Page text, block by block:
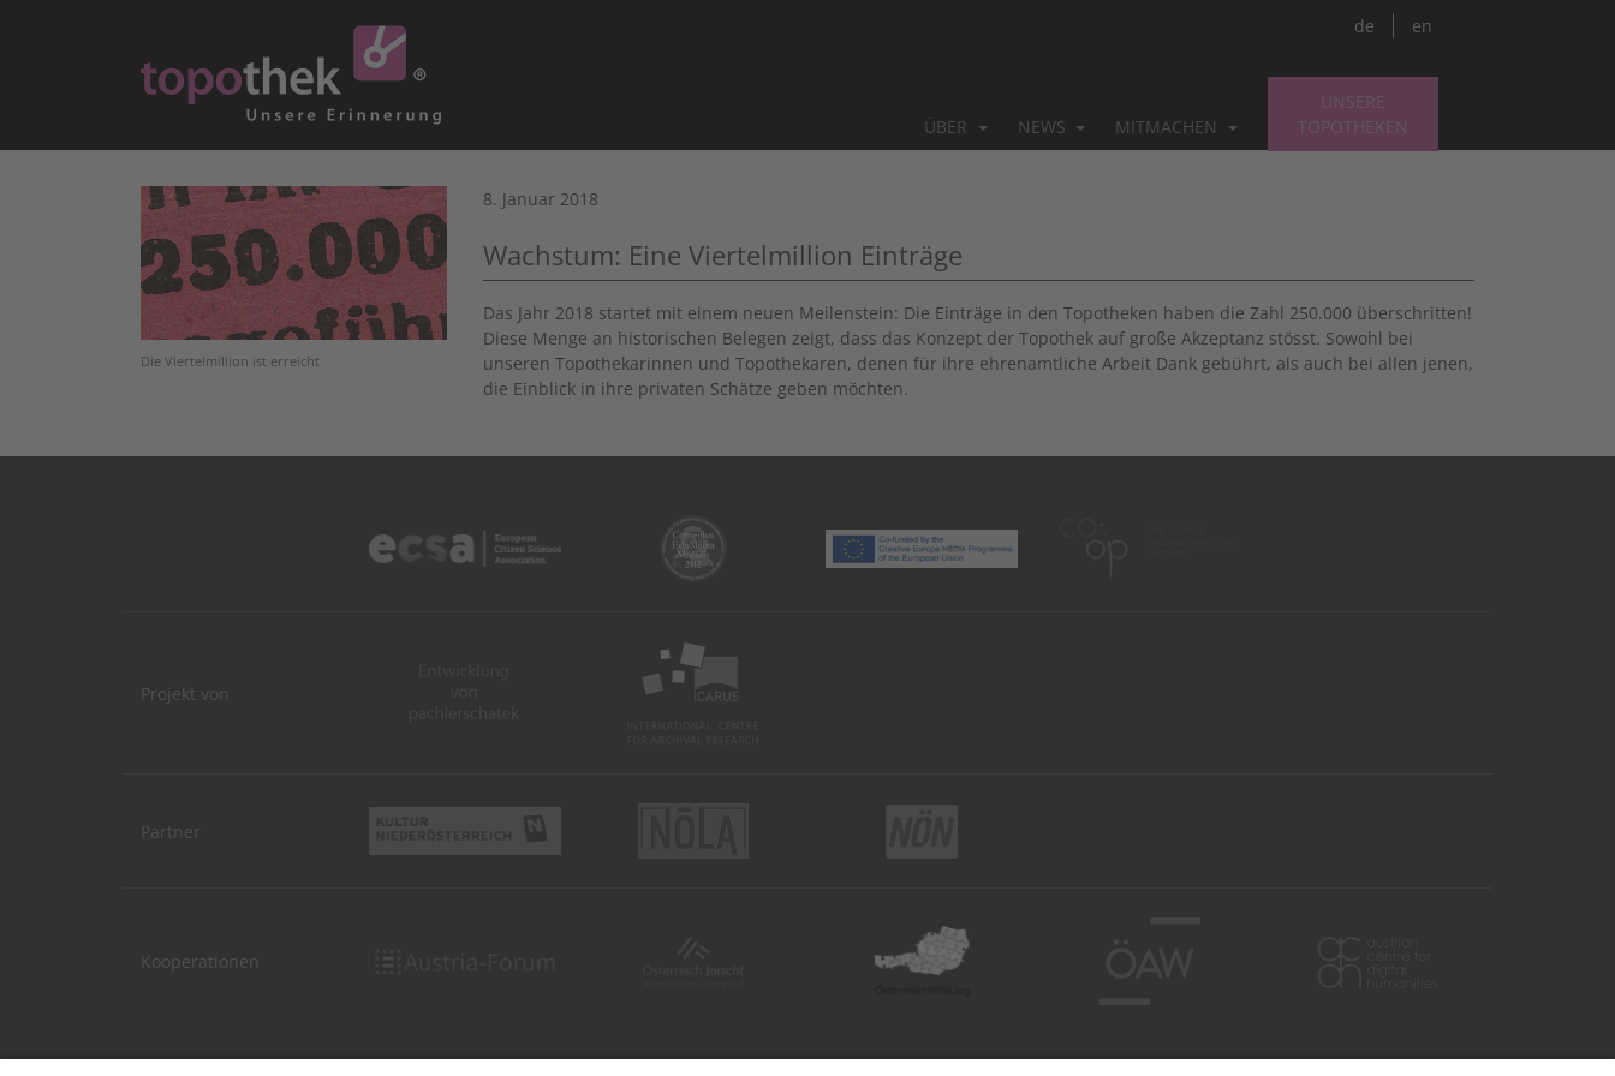
ÜBER NEWS MITMACHEN
UNSERE
TOPOTHEKEN
de en
Die Viertelmillion ist erreicht
8. Januar 2018
Wachstum: Eine Viertelmillion Einträge
Das Jahr 2018 startet mit einem neuen Meilenstein: Die Einträge in den Topotheken haben die Zahl 250.000 überschritten!
Diese Menge an historischen Belegen zeigt, dass das Konzept der Topothek auf große Akzeptanz stösst. Sowohl bei
unseren Topothekarinnen und Topothekaren, denen für ihre ehrenamtliche Arbeit Dank gebührt, als auch bei allen jenen,
die Einblick in ihre privaten Schätze geben möchten.
Projekt von
Partner
Kooperationen